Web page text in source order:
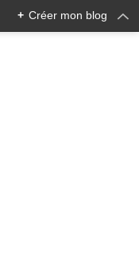
+ Créer mon blog